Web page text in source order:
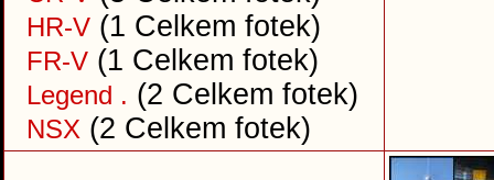
HR-V (1 Celkem fotek)
FR-V (1 Celkem fotek)
Legend . (2 Celkem fotek)
NSX (2 Celkem fotek)